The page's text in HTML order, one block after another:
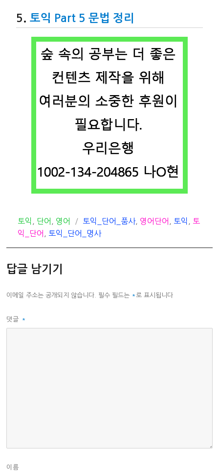
토익 Part 5 문법 정리
카
테
토익 , 단어 , 영어
태
그
토익_단어_품사, 영어단어 , 토익 , 토
익_단어 , 토익_단어_명사
답글 남기기
이메일 주소는 공개되지 않습니다. 필수 필드는 *로 표시됩니다
댓글 *
이름